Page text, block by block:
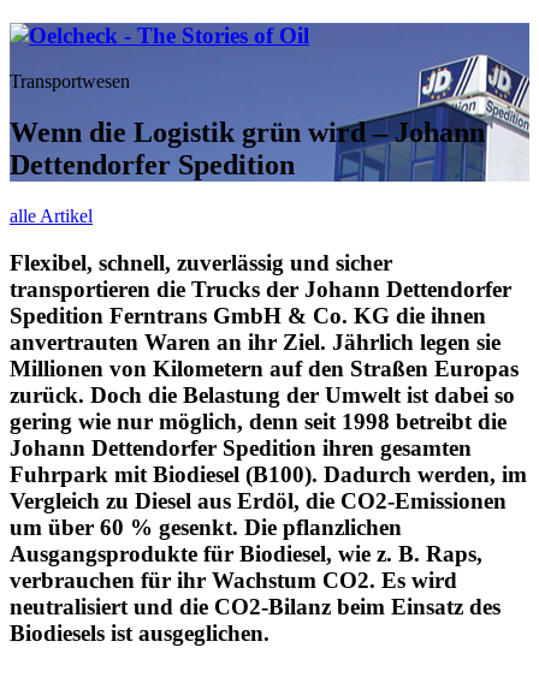
Transportwesen
Wenn die Logistik grün wird – Johann
Dettendorfer Spedition
alle Artikel
Flexibel, schnell, zuverlässig und sicher
transportieren die Trucks der Johann Dettendorfer
Spedition Ferntrans GmbH & Co. KG die ihnen
anvertrauten Waren an ihr Ziel. Jährlich legen sie
Millionen von Kilometern auf den Straßen Europas
zurück. Doch die Belastung der Umwelt ist dabei so
gering wie nur möglich, denn seit 1998 betreibt die
Johann Dettendorfer Spedition ihren gesamten
Fuhrpark mit Biodiesel (B100). Dadurch werden, im
Vergleich zu Diesel aus Erdöl, die CO2-Emissionen
um über 60 % gesenkt. Die pflanzlichen
Ausgangsprodukte für Biodiesel, wie z. B. Raps,
verbrauchen für ihr Wachstum CO2. Es wird
neutralisiert und die CO2-Bilanz beim Einsatz des
Biodiesels ist ausgeglichen.